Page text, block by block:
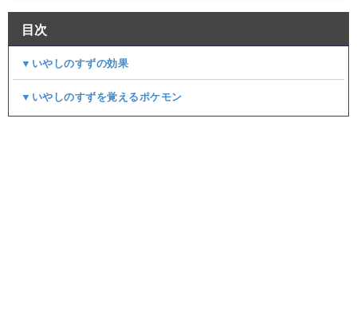
目次
▼いやしのすずの効果
▼いやしのすずを覚えるポケモン